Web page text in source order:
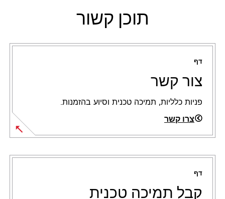
תוכן קשור
דף
צור קשר
פניות כלליות, תמיכה טכנית וסיוע בהזמנות.
צרו קשר
דף
קבל תמיכה טכנית